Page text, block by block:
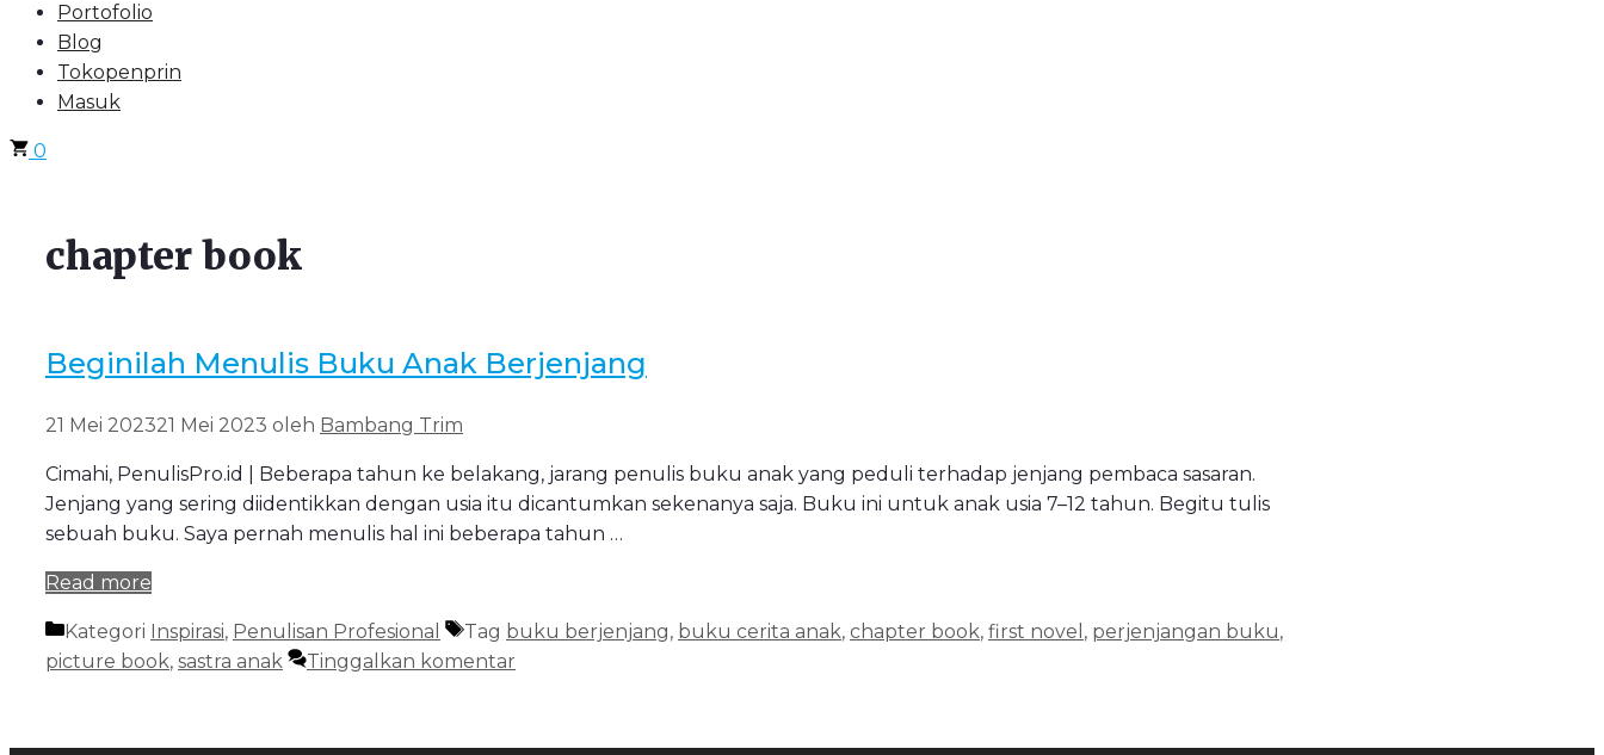
Portofolio
Blog
Tokopenprin
Masuk
0
chapter book
Beginilah Menulis Buku Anak Berjenjang
21 Mei 202321 Mei 2023 oleh Bambang Trim
Cimahi, PenulisPro.id | Beberapa tahun ke belakang, jarang penulis buku anak yang peduli terhadap jenjang pembaca sasaran.
Jenjang yang sering diidentikkan dengan usia itu dicantumkan sekenanya saja. Buku ini untuk anak usia 7–12 tahun. Begitu tulis
sebuah buku. Saya pernah menulis hal ini beberapa tahun …
Read more
Kategori Inspirasi, Penulisan Profesional Tag buku berjenjang, buku cerita anak, chapter book, first novel , perjenjangan buku,
picture book, sastra anak Tinggalkan komentar